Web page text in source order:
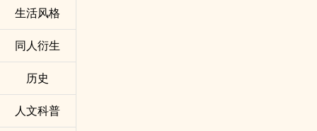
生活风格
同人衍生
历史
人文科普